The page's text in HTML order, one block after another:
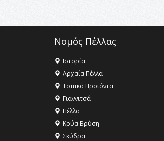
Νομός Πέλλας
Ιστορία
Αρχαία Πέλλα
Τοπικά Προϊόντα
Γιαννιτσά
Πέλλα
Κρύα Βρύση
Σκύδρα